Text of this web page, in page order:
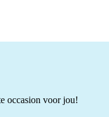
occasion voor jou!